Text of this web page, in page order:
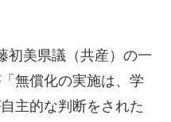
美県議（共産）の一
無償化の実施は、学
主的な判断をされた